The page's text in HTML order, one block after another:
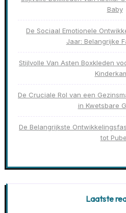
Baby
De Sociaal Emotionele
Jaar: Belangrijke
Stijlvolle Van Asten Boxkleden
De Cruciale Rol van een
in Kwetsbare
De Belangrijkste
tot
Laatste